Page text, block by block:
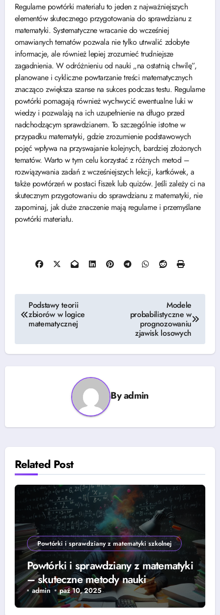
Regularne powtórki materiału to jeden z najważniejszych
elementów skutecznego przygotowania do sprawdzianu z
matematyki. Systematyczne wracanie do wcześniej
omawianych tematów pozwala nie tylko utrwalić zdobyte
informacje, ale również lepiej zrozumieć trudniejsze
zagadnienia. W odróżnieniu od nauki „na ostatnią chwilę”,
planowane i cykliczne powtarzanie treści matematycznych
znacząco zwiększa szanse na sukces podczas testu. Regularne
powtórki pomagają również wychwycić ewentualne luki w
wiedzy i pozwalają na ich uzupełnienie na długo przed
nadchodzącym sprawdzianem. To szczególnie istotne w
przypadku matematyki, gdzie zrozumienie podstawowych
pojęć wpływa na przyswajanie kolejnych, bardziej złożonych
tematów. Warto w tym celu korzystać z różnych metod –
rozwiązywania zadań z wcześniejszych lekcji, kartkówek, a
także powtórzeń w postaci fiszek lub quizów. Jeśli zależy ci na
skutecznym przygotowaniu do sprawdzianu z matematyki, nie
zapominaj, jak duże znaczenie mają regularne i przemyślane
powtórki materiału.
Nawigacja
wpisu
Podstawy teorii
zbiorów w logice
matematycznej
Modele
probabilistyczne w
prognozowaniu
zjawisk losowych
Byadmin
Related Post
Powtórki i sprawdziany z matematyki szkolnej
Powtórki i sprawdziany z matematyki
– skuteczne metody nauki
admin paź 10, 2025